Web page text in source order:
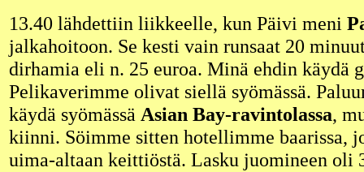
13.40 lähdettiin liikkeelle, kun Päivi meni
jalkahoitoon. Se kesti vain runsaat 20
dirhamia eli n. 25 euroa. Minä ehdin käydä
Pelikaverimme olivat siellä syömässä.
käydä syömässä Asian Bay-ravintolassa,
kiinni. Söimme sitten hotellimme baarissa,
uima-altaan keittiöstä. Lasku juomineen oli